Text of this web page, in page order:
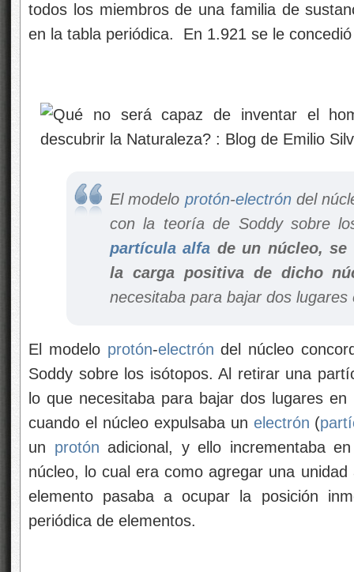
todos los miembros de una familia de
en la tabla periódica. En 1.921 se le
El modelo protón-electróndel
con la teoría de Soddy sobre
partícula alfa de un núcleo, se
la carga positiva de dicho
necesitaba para bajar dos
El modelo protón-electrón del núcleo
Soddy sobre los isótopos. Al retirar una
lo que necesitaba para bajar dos lugares
cuando el núcleo expulsaba un electrón (
un protón adicional, y ello incrementaba
núcleo, lo cual era como agregar una
elemento pasaba a ocupar la posición
periódica de elementos.